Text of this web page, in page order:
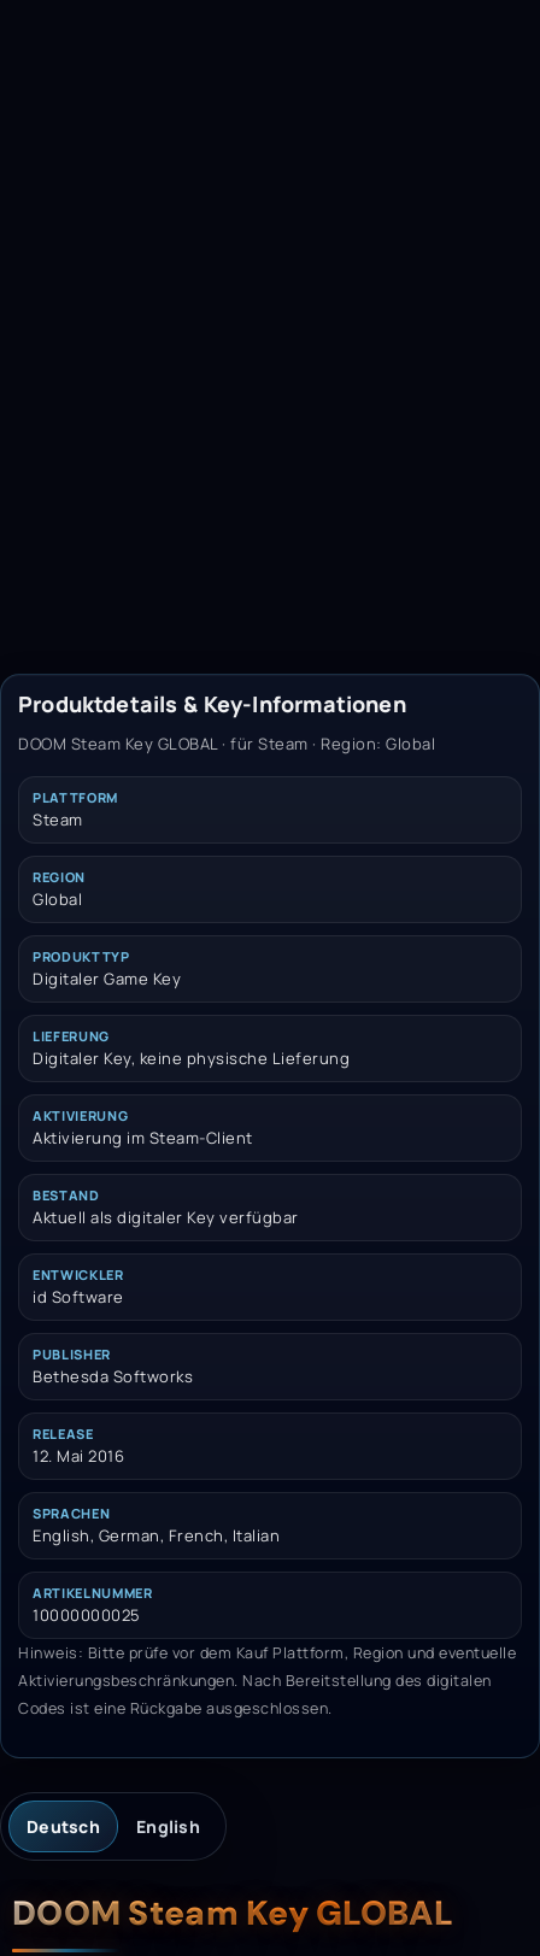
Produktdetails & Key-Informationen
DOOM Steam Key GLOBAL · für Steam · Region: Global
PLATTFORM
Steam
REGION
Global
PRODUKTTYP
Digitaler Game Key
LIEFERUNG
Digitaler Key, keine physische Lieferung
AKTIVIERUNG
Aktivierung im Steam-Client
BESTAND
Aktuell als digitaler Key verfügbar
ENTWICKLER
id Software
PUBLISHER
Bethesda Softworks
RELEASE
12. Mai 2016
SPRACHEN
English, German, French, Italian
ARTIKELNUMMER
10000000025
Hinweis: Bitte prüfe vor dem Kauf Plattform, Region und eventuelle
Aktivierungsbeschränkungen. Nach Bereitstellung des digitalen
Codes ist eine Rückgabe ausgeschlossen.
Deutsch English
Beschreibung
DOOM Steam Key GLOBAL